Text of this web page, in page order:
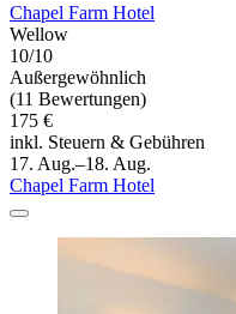
Chapel Farm Hotel
Wellow
10/10
Außergewöhnlich
(11 Bewertungen)
175 €
inkl. Steuern & Gebühren
17. Aug.–18. Aug.
Chapel Farm Hotel